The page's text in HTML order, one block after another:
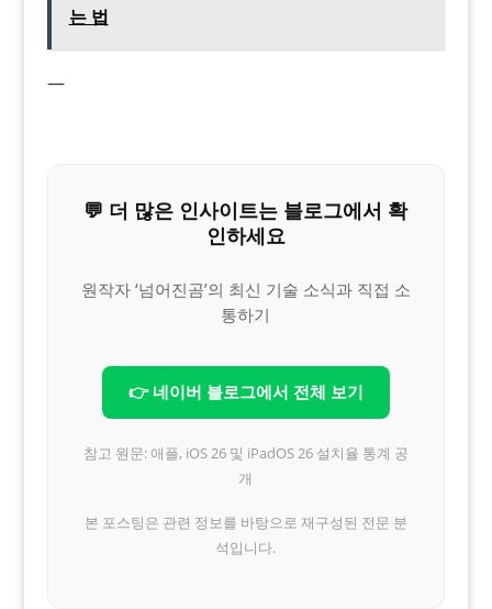
는 법
—
💬 더 많은 인사이트는 블로그에서 확
인하세요
원작자 ‘넘어진곰’의 최신 기술 소식과 직접 소
통하기
👉 네이버 블로그에서 전체 보기
참고 원문: 애플, iOS 26 및 iPadOS 26 설치율 통계 공
개
본 포스팅은 관련 정보를 바탕으로 재구성된 전문 분
석입니다.